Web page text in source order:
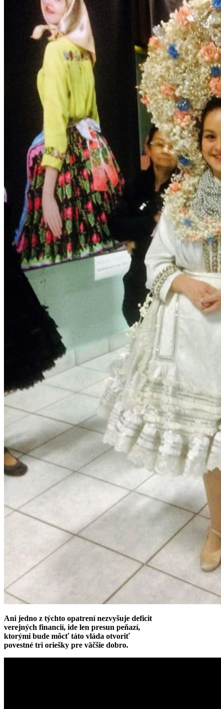
Ani jedno z týchto opatrení nezvyšuje deficit
verejných financií, ide len presun peňazí,
ktorými bude môcť táto vláda otvoriť
povestné tri oriešky pre väčšie dobro.